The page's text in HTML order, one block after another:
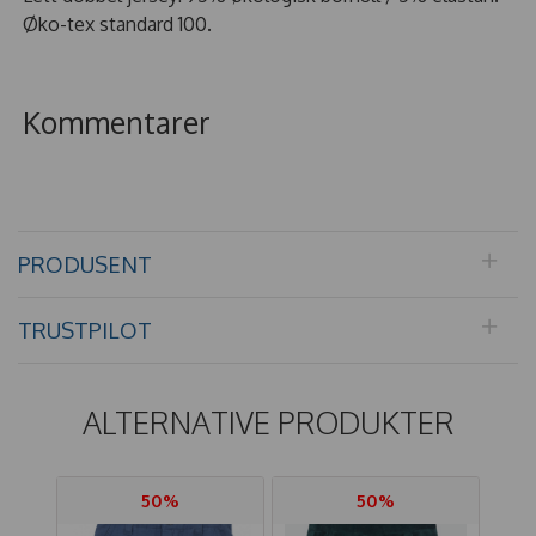
Øko-tex standard 100.
Kommentarer
PRODUSENT
TRUSTPILOT
ALTERNATIVE PRODUKTER
50% 50%